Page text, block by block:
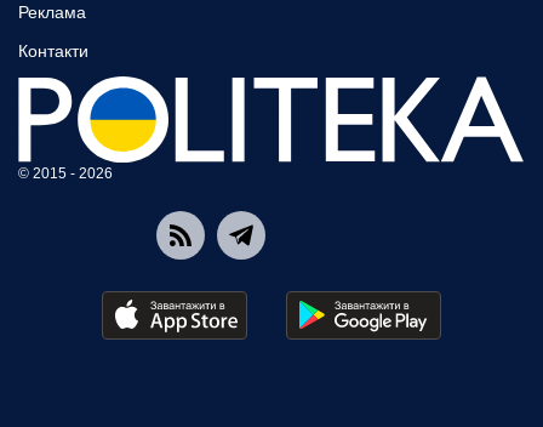
Реклама
Контакти
© 2015 - 2026